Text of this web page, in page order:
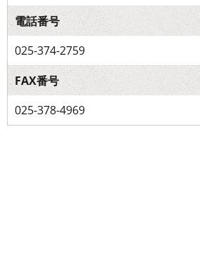
電話番号
025-374-2759
FAX番号
025-378-4969